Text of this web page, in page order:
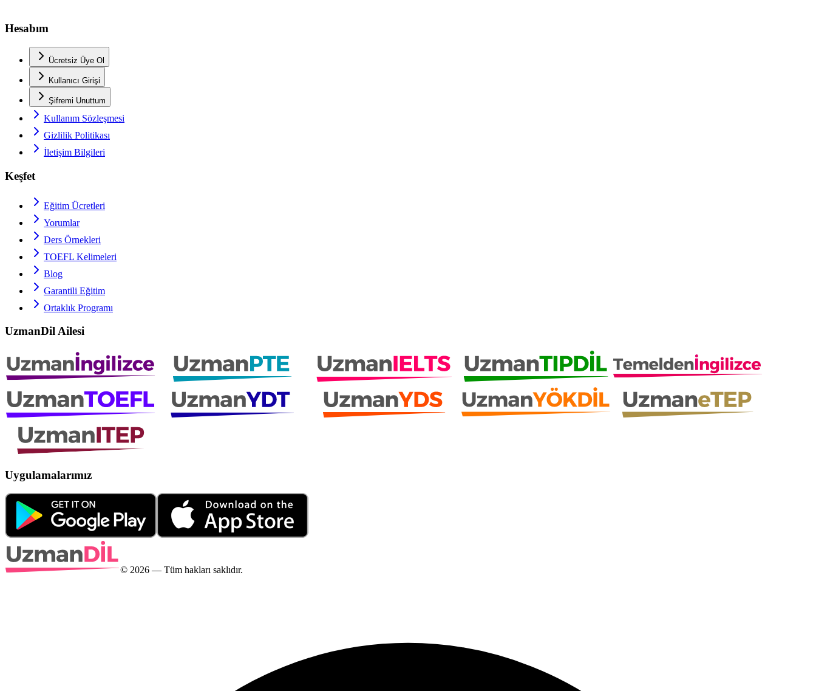
Hesabım
Ücretsiz Üye Ol
Kullanıcı Girişi
Şifremi Unuttum
Kullanım Sözleşmesi
Gizlilik Politikası
İletişim Bilgileri
Keşfet
Eğitim Ücretleri
Yorumlar
Ders Örnekleri
TOEFL Kelimeleri
Blog
Garantili Eğitim
Ortaklık Programı
UzmanDil Ailesi
Uygulamalarımız
© 2026 — Tüm hakları saklıdır.